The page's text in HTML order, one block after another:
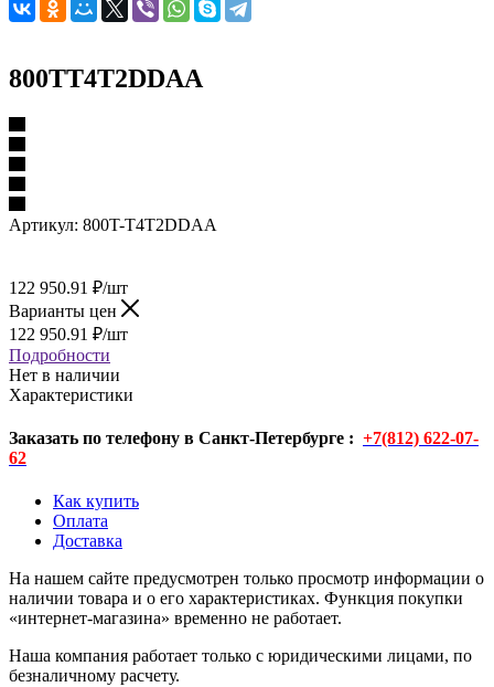
800TT4T2DDAA
Артикул: 800T-T4T2DDAA
122 950.91 ₽/шт
Варианты цен
122 950.91 ₽/шт
Подробности
Нет в наличии
Характеристики
Заказать по телефону в Санкт-Петербурге : +7(812) 622-07-
62
Как купить
Оплата
Доставка
На нашем сайте предусмотрен только просмотр информации о
наличии товара и о его характеристиках. Функция покупки
«интернет-магазина» временно не работает.
Наша компания работает только с юридическими лицами, по
безналичному расчету.